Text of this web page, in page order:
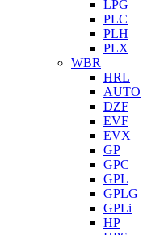
LPG
PLC
PLH
PLX
WBR
HRL
AUTO
DZF
EVF
EVX
GP
GPC
GPL
GPLG
GPLi
HP